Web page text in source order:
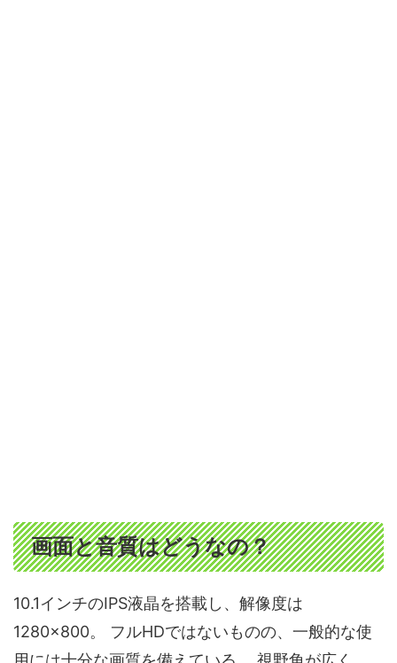
画面と音質はどうなの？
10.1インチのIPS液晶を搭載し、解像度は
1280×800。 フルHDではないものの、一般的な使